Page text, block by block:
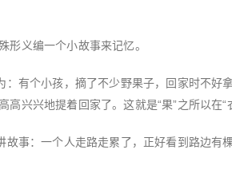
义编一个小故事来记忆。
有个小孩，摘了不少野果子，回家时不好
高兴兴地提着回家了。这就是“果”之所以在“
事：一个人走路走累了，正好看到路边有